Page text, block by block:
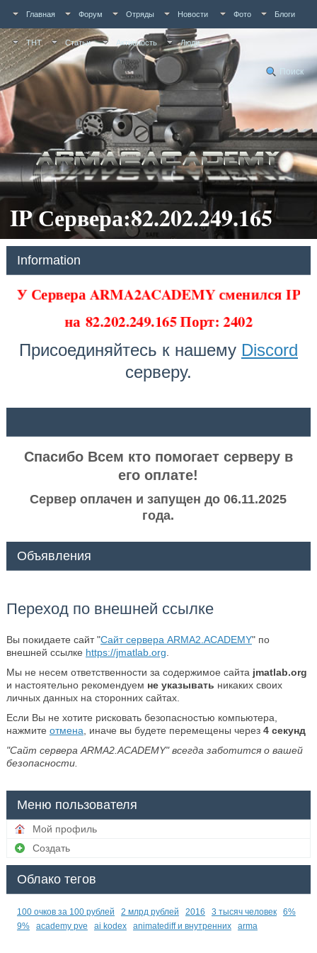
Главная Форум Отряды Новости Фото Блоги
ТНТ Статьи Активность Люди
Поиск
IP Сервера:82.202.249.165
Information
У Сервера ARMA2ACADEMY сменился IP
на 82.202.249.165 Порт: 2402
Присоединяйтесь к нашему Discord
серверу.
Спасибо Всем кто помогает серверу в
его оплате!
Сервер оплачен и запущен до 06.11.2025
года.
Объявления
Переход по внешней ссылке
Вы покидаете сайт "Сайт сервера ARMA2.ACADEMY" по
внешней ссылке https://jmatlab.org
Мы не несем ответственности за содержимое сайта jmatlab.org
и настоятельно рекомендуем не указывать никаких своих
личных данных на сторонних сайтах.
Если Вы не хотите рисковать безопасностью компьютера,
нажмите отмена , иначе вы будете перемещены через 4секунд
"Сайт сервера ARMA2.ACADEMY" всегда заботится о вашей
безопасности.
Меню пользователя
Мой профиль
Создать
Облако тегов
100 очков за 100 рублей 2 млрд рублей 2016 3 тысяч человек
6%
9%
academy pve ai kodex animatediff и внутренних arma